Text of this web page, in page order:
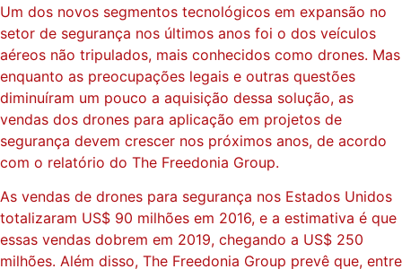
Um dos novos segmentos tecnológicos em expansão no
setor de segurança nos últimos anos foi o dos veículos
aéreos não tripulados, mais conhecidos como drones. Mas
enquanto as preocupações legais e outras questões
diminuíram um pouco a aquisição dessa solução, as
vendas dos drones para aplicação em projetos de
segurança devem crescer nos próximos anos, de acordo
com o relatório do The Freedonia Group.
As vendas de drones para segurança nos Estados Unidos
totalizaram US$ 90 milhões em 2016, e a estimativa é que
essas vendas dobrem em 2019, chegando a US$ 250
milhões. Além disso, The Freedonia Group prevê que, entre